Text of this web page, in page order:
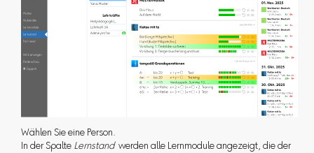
Wählen Sie eine Person.
In der Spalte Lernstand werden alle Lernmodule angezeigt, die der